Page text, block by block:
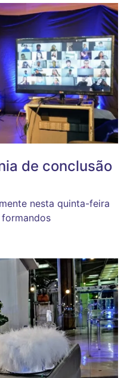
de conclusão
nesta quinta-feira